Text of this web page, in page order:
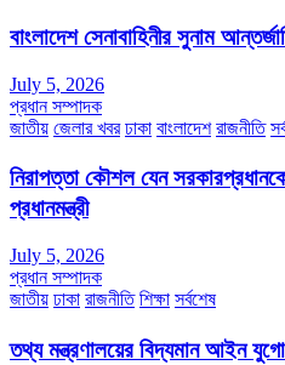
বাংলাদেশ সেনাবাহিনীর সুনাম
July 5, 2026
প্রধান সম্পাদক
জাতীয় জেলার খবর ঢাকা বাংলাদেশ রাজনীতি
নিরাপত্তা কৌশল যেন
প্রধানমন্ত্রী
July 5, 2026
প্রধান সম্পাদক
জাতীয় ঢাকা রাজনীতি শিক্ষা সর্বশেষ
তথ্য মন্ত্রণালয়ের বিদ্যমান আইন